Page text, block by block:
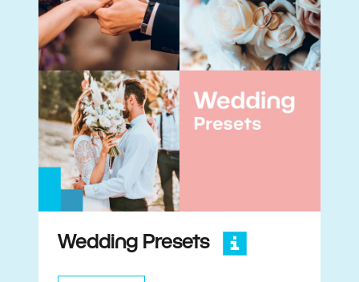
Wedding Presets